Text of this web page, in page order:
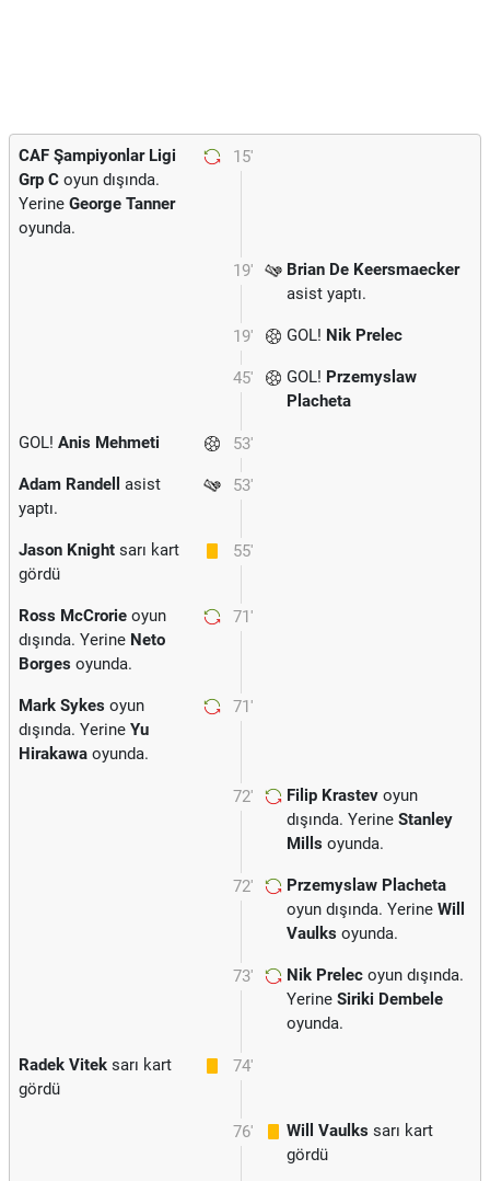
15'
CAF Şampiyonlar Ligi
Grp C oyun dışında.
Yerine George Tanner
oyunda.
19'
Brian De Keersmaecker
asist yaptı.
19' GOL! Nik Prelec
45' GOL! Przemyslaw
Placheta
53'
GOL! Anis Mehmeti
53'
Adam Randell
asist
yaptı.
55'
Jason Knight sarı kart
gördü
71'
Ross McCrorie oyun
dışında. Yerine Neto
Borges oyunda.
71'
Mark Sykes oyun
dışında. Yerine Yu
Hirakawa oyunda.
72' Filip Krastev oyun
dışında. Yerine Stanley
Mills oyunda.
72'
Przemyslaw Placheta
oyun dışında. Yerine Will
Vaulks oyunda.
73' Nik Prelec oyun dışında.
Yerine Siriki Dembele
oyunda.
74'
Radek Vitek sarı kart
gördü
76' Will Vaulks sarı kart
gördü